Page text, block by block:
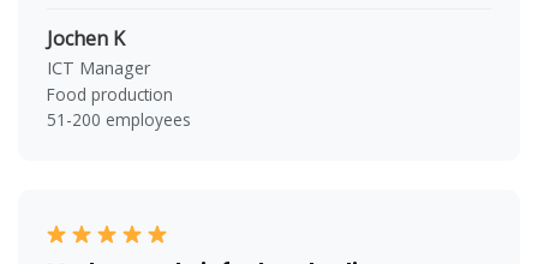
Jochen K
ICT Manager
Food production
51-200 employees